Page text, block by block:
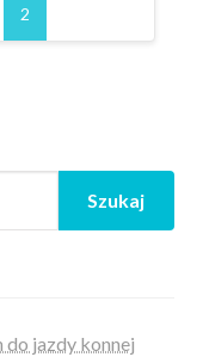
2
jazdy konnej